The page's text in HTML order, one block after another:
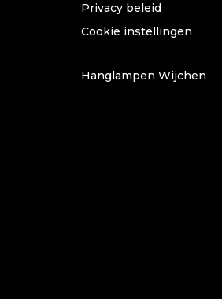
Privacy beleid
Cookie instellingen
Hanglampen Wijchen